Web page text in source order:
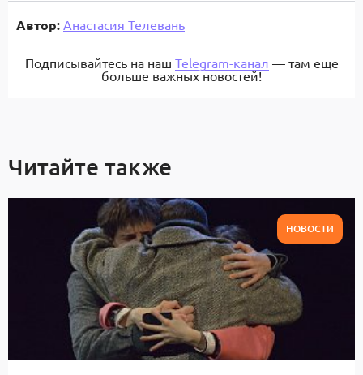
Автор: Анастасия Телевань
Подписывайтесь на наш Telegram-канал — там еще
больше важных новостей!
Читайте также
НОВОСТИ